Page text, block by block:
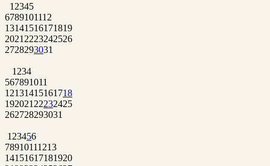
1 2345
6789101112
13141516171819
2021 2223242526
2728293031
1 234
567891011
12131415161718
192021 22232425
262728293031
1 23456
78910111213
14151617181920